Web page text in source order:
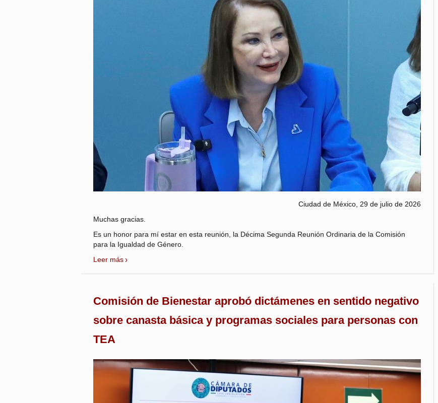
Ciudad de México, 29 de julio de 2026
Muchas gracias.
Es un honor para mí estar en esta reunión, la Décima Segunda Reunión Ordinaria de la Comisión
para la Igualdad de Género.
Leer más
Comisión de Bienestar aprobó dictámenes en sentido negativo
sobre canasta básica y programas sociales para personas con
TEA